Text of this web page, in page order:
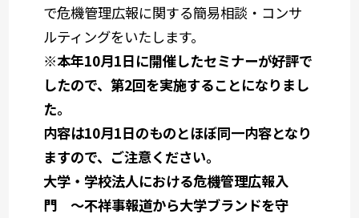
で危機管理広報に関する簡易相談・コンサ
ルティングをいたします。
※本年10月1日に開催したセミナーが好評で
したので、第2回を実施することになりまし
た。
内容は10月1日のものとほぼ同一内容となり
ますので、ご注意ください。
大学・学校法人における危機管理広報入
門 ～不祥事報道から大学ブランドを守